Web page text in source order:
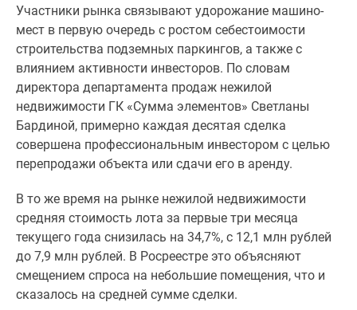
новостроек
Экспертиза
новостроек
Экология
Москвы
Подмосковья
Студии
комнатные
комнатные
комнатные
Квартиры
Участники рынка связывают удорожание машино-
мест в первую очередь с ростом себестоимости
строительства подземных паркингов, а также с
влиянием активности инвесторов. По словам
директора департамента продаж нежилой
недвижимости ГК «Сумма элементов» Светланы
Бардиной, примерно каждая десятая сделка
совершена профессиональным инвестором с целью
перепродажи объекта или сдачи его в аренду.
В то же время на рынке нежилой недвижимости
средняя стоимость лота за первые три месяца
текущего года снизилась на 34,7%, с 12,1 млн рублей
до 7,9 млн рублей. В Росреестре это объясняют
смещением спроса на небольшие помещения, что и
сказалось на средней сумме сделки.